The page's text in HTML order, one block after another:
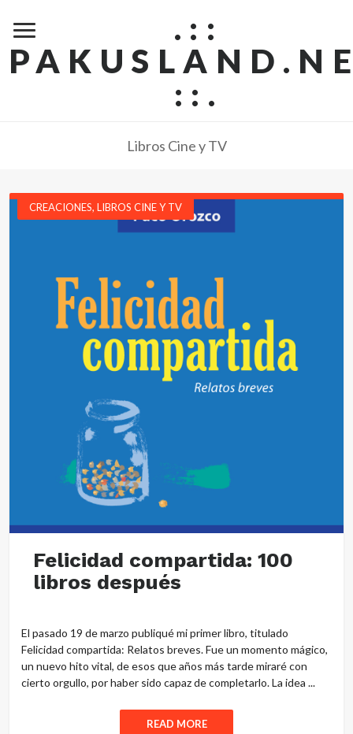
.::
::.
Libros Cine y TV
CREACIONES,LIBROS CINE Y TV
Felicidad compartida: 100
libros después
El pasado 19 de marzo publiqué mi primer libro, titulado
Felicidad compartida: Relatos breves. Fue un momento mágico,
un nuevo hito vital, de esos que años más tarde miraré con
cierto orgullo, por haber sido capaz de completarlo. La idea ...
READ MORE